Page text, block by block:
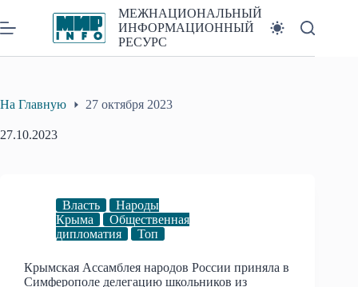
к
сути
МЕЖНАЦИОНАЛЬНЫЙ
ИНФОРМАЦИОННЫЙ
РЕСУРС
На Главную 27 октября 2023
27.10.2023
Власть
Народы
Крыма
Общественная
дипломатия
Топ
Крымская Ассамблея народов России приняла в
Симферополе делегацию школьников из